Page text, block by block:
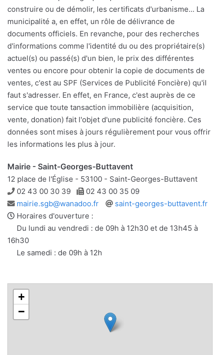
construire ou de démolir, les certificats d'urbanisme... La
municipalité a, en effet, un rôle de délivrance de
documents officiels. En revanche, pour des recherches
d'informations comme l'identité du ou des propriétaire(s)
actuel(s) ou passé(s) d'un bien, le prix des différentes
ventes ou encore pour obtenir la copie de documents de
ventes, c'est au SPF (Services de Publicité Foncière) qu'il
faut s'adresser. En effet, en France, c'est auprès de ce
service que toute tansaction immobilière (acquisition,
vente, donation) fait l'objet d'une publicité foncière. Ces
données sont mises à jours régulièrement pour vous offrir
les informations les plus à jour.
Mairie - Saint-Georges-Buttavent
12 place de l'Église - 53100 - Saint-Georges-Buttavent
Téléphone
02 43 00 30 39 Télécopie
02 43 00 35 09
Adresse
e-
mail
mairie.sgb@wanadoo.fr
Site
saint-georges-buttavent.fr
Horaires d'ouverture :
Du lundi au vendredi : de 09h à 12h30 et de 13h45 à
16h30
Le samedi : de 09h à 12h
+
−